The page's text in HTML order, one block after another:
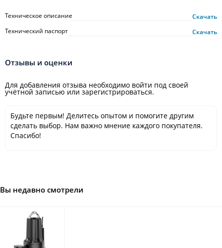
Техническое описание
Скачать
Технический паспорт
Скачать
Отзывы и оценки
Для добавления отзыва необходимо войти под своей
учётной записью или зарегистрироваться.
Будьте первым! Делитесь опытом и помогите другим
сделать выбор. Нам важно мнение каждого покупателя.
Спасибо!
Вы недавно смотрели